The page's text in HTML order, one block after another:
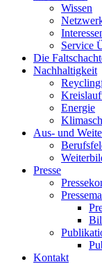
Wissen
Service
Die
Nachhaltigkeit
Energie
Aus- und
Presse
Kontakt